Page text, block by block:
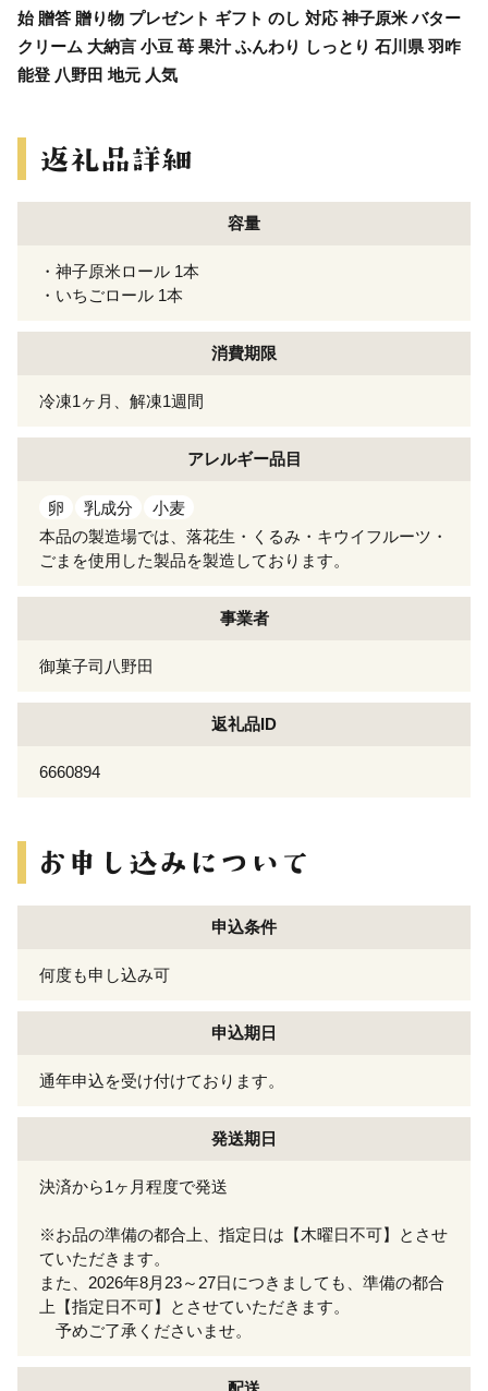
始 贈答 贈り物 プレゼント ギフト のし 対応 神子原米 バター
クリーム 大納言 小豆 苺 果汁 ふんわり しっとり 石川県 羽咋
能登 八野田 地元 人気
容量
・神子原米ロール 1本
・いちごロール 1本
消費期限
冷凍1ヶ月、解凍1週間
アレルギー品目
卵 乳成分
小麦
本品の製造場では、落花生・くるみ・キウイフルーツ・
ごまを使用した製品を製造しております。
事業者
御菓子司八野田
返礼品ID
6660894
申込条件
何度も申し込み可
申込期日
通年申込を受け付けております。
発送期日
決済から1ヶ月程度で発送
※お品の準備の都合上、指定日は【木曜日不可】とさせ
ていただきます。
また、2026年8月23～27日につきましても、準備の都合
上【指定日不可】とさせていただきます。
予めご了承くださいませ。